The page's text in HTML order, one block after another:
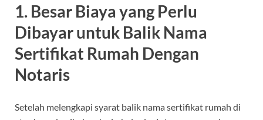
1. Besar Biaya yang Perlu
Dibayar untuk Balik Nama
Sertifikat Rumah Dengan
Notaris
Setelah melengkapi syarat balik nama sertifikat rumah di